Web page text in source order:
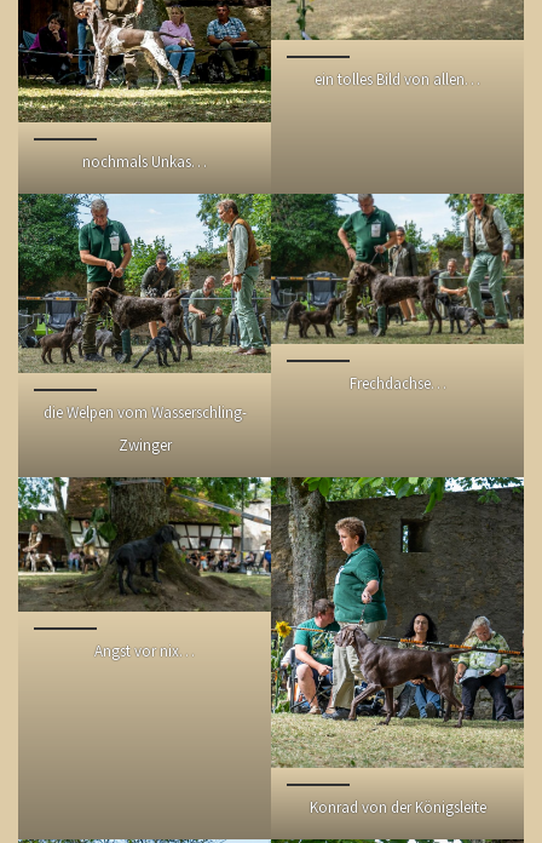
nochmals Unkas…
ein tolles Bild von allen…
die Welpen vom Wasserschling-
Zwinger
Frechdachse…
Angst vor nix…
Konrad von der Königsleite